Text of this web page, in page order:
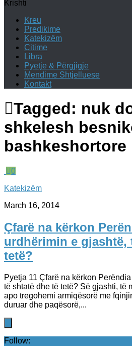
Krishti
Kreu
Predikime
Katekizëm
Citime
Libra
Pyetje & Përgjigje
Mendime Shtjelluese
Kontakt
Tagged: nuk
shkelesh
bashkeshortore
0
Katekizëm
March 16, 2014
Çfarë na kërkon
urdhërimin e gjashtë,
tetë?
Pyetja 11 Çfarë na kërkon
të shtatë dhe të tetë? Së gjashti, të
apo tregohemi armiqësorë me
duruar dhe paqësorë,...
Follow: